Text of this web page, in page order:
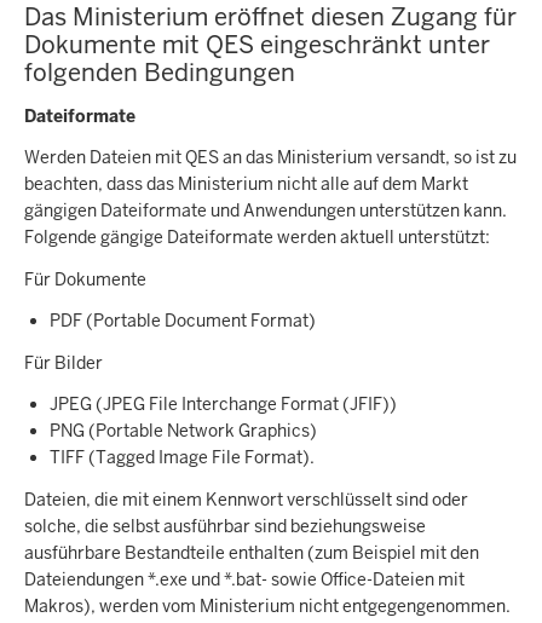
Das Ministerium eröffnet diesen Zugang für
Dokumente mit QES eingeschränkt unter
folgenden Bedingungen
Dateiformate
Werden Dateien mit QES an das Ministerium versandt, so ist zu
beachten, dass das Ministerium nicht alle auf dem Markt
gängigen Dateiformate und Anwendungen unterstützen kann.
Folgende gängige Dateiformate werden aktuell unterstützt:
Für Dokumente
PDF (Portable Document Format)
Für Bilder
JPEG (JPEG File Interchange Format (JFIF))
PNG (Portable Network Graphics)
TIFF (Tagged Image File Format).
Dateien, die mit einem Kennwort verschlüsselt sind oder
solche, die selbst ausführbar sind beziehungsweise
ausführbare Bestandteile enthalten (zum Beispiel mit den
Dateiendungen *.exe und *.bat- sowie Office-Dateien mit
Makros), werden vom Ministerium nicht entgegengenommen.